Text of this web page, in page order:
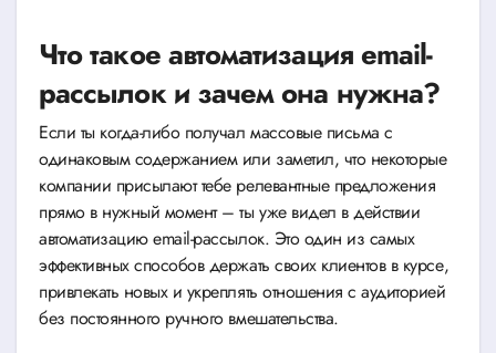
Что такое автоматизация email-
рассылок и зачем она нужна?
Если ты когда-либо получал массовые письма с
одинаковым содержанием или заметил, что некоторые
компании присылают тебе релевантные предложения
прямо в нужный момент – ты уже видел в действии
автоматизацию email-рассылок. Это один из самых
эффективных способов держать своих клиентов в курсе,
привлекать новых и укреплять отношения с аудиторией
без постоянного ручного вмешательства.